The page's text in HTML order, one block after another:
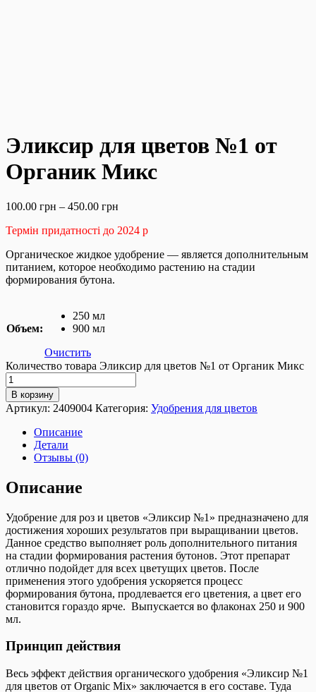
Эликсир для цветов №1 от
Органик Микс
100.00 грн – 450.00 грн
Термін придатності до 2024 р
Органическое жидкое удобрение — является дополнительным
питанием, которое необходимо растению на стадии
формирования бутона.
Объем:
250 мл
900 мл
Очистить
Количество товара Эликсир для цветов №1 от Органик Микс
В корзину
Артикул: 2409004 Категория: Удобрения для цветов
Описание
Детали
Отзывы (0)
Описание
Удобрение для роз и цветов «Эликсир №1» предназначено для
достижения хороших результатов при выращивании цветов.
Данное средство выполняет роль дополнительного питания
на стадии формирования растения бутонов. Этот препарат
отлично подойдет для всех цветущих цветов. После
применения этого удобрения ускоряется процесс
формирования бутона, продлевается его цветения, а цвет его
становится гораздо ярче. Выпускается во флаконах 250 и 900
мл.
Принцип действия
Весь эффект действия органического удобрения «Эликсир №1
для цветов от Organic Mix» заключается в его составе. Туда